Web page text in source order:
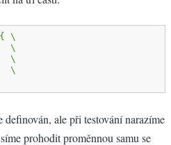
{ \
\
\
\
ale při testování narazíme
prohodit proměnnou samu se